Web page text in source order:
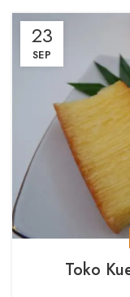
23
SEP
Toko